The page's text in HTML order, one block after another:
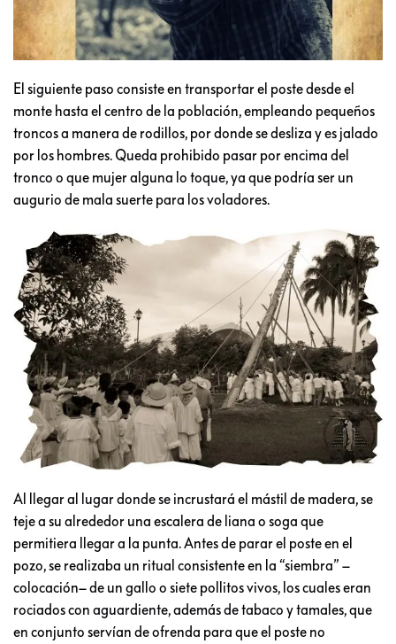
El siguiente paso consiste en transportar el poste desde el
monte hasta el centro de la población, empleando pequeños
troncos a manera de rodillos, por donde se desliza y es jalado
por los hombres. Queda prohibido pasar por encima del
tronco o que mujer alguna lo toque, ya que podría ser un
augurio de mala suerte para los voladores.
Al llegar al lugar donde se incrustará el mástil de madera, se
teje a su alrededor una escalera de liana o soga que
permitiera llegar a la punta. Antes de parar el poste en el
pozo, se realizaba un ritual consistente en la “siembra” –
colocación– de un gallo o siete pollitos vivos, los cuales eran
rociados con aguardiente, además de tabaco y tamales, que
en conjunto servían de ofrenda para que el poste no